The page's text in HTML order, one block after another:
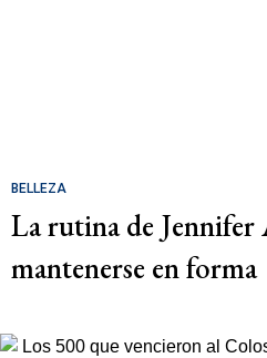
BELLEZA
La rutina de
mantenerse en forma